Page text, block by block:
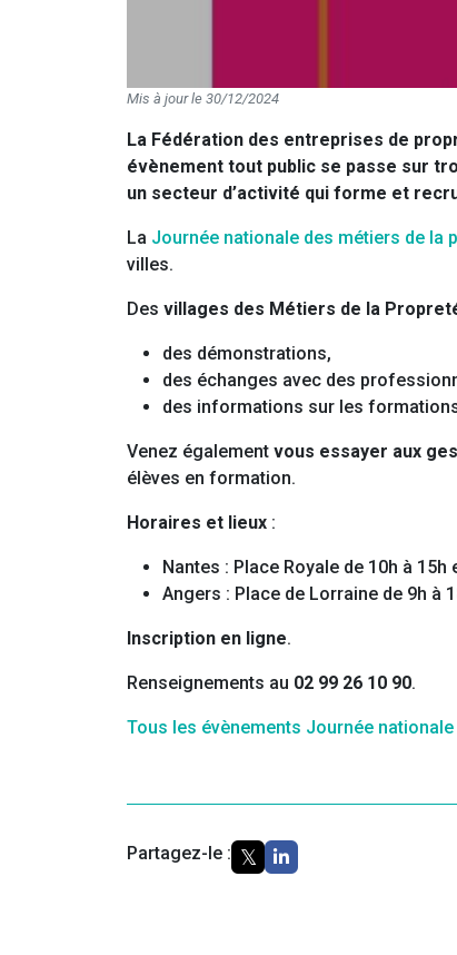
Mis à jour le 30/12/2024
La Fédération des entreprises de
évènement tout public se passe sur
un secteur d’activité qui forme et
La Journée nationale des métiers de la
villes.
Des villages des Métiers de la
des démonstrations,
des échanges avec des
des informations sur les
Venez également vous essayer aux
élèves en formation.
Horaires et lieux :
Nantes : Place Royale de 10h à 15h
Angers : Place de Lorraine de 9h à
Inscription en ligne.
Renseignements au 02 99 26 10 90.
Tous les évènements Journée
Partagez-le :